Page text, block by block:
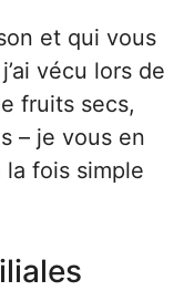
et qui vous
vécu lors de
fruits secs,
– je vous en
fois simple